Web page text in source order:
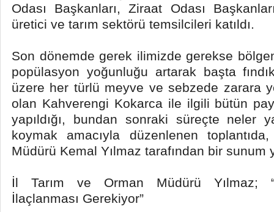
Odası Başkanları, Ziraat Odası
üretici ve tarım sektörü temsilcileri katıldı.
Son dönemde gerek ilimizde gerekse
popülasyon yoğunluğu artarak başta
üzere her türlü meyve ve sebzede zarara
olan Kahverengi Kokarca ile ilgili bütün
yapıldığı, bundan sonraki süreçte neler
koymak amacıyla düzenlenen
Müdürü Kemal Yılmaz tarafından bir sunum
İl Tarım ve Orman Müdürü Yılmaz;
İlaçlanması Gerekiyor”